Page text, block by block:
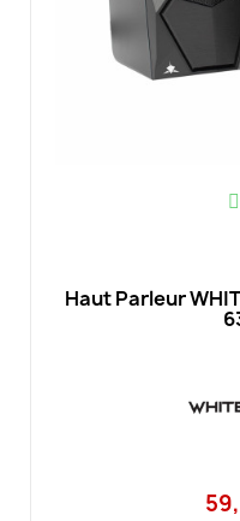
Haut Parleur